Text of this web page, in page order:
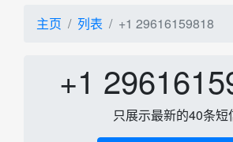
主页 列表 +1 29616159818
+1
只展示最新的40条短